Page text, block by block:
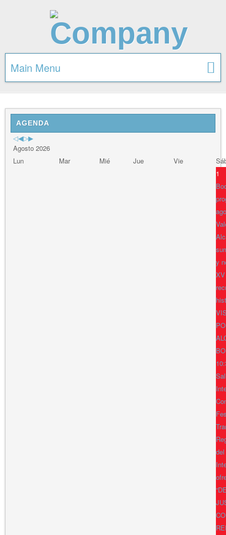
Main Menu
AGENDA
Previous
Year
Previous
Month
Next
Year
Next
Month
Agosto 2026
Lun
Mar Mié Jue Vie
1
y